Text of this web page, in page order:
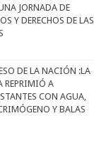
JORNADA DE
Y DERECHOS DE LAS
DE LA NACIÓN :LA
REPRIMIÓ A
CON AGUA,
Y BALAS